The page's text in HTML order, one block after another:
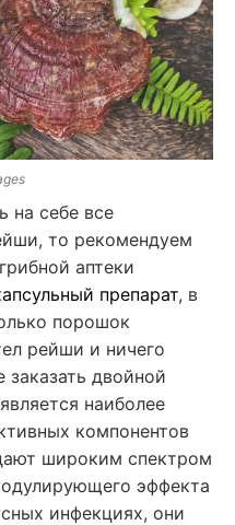
на себе все
то рекомендуем
аптеки
препарат, в
порошок
рейши и ничего
двойной
наиболее
компонентов
широким спектром
эффекта
инфекциях, они